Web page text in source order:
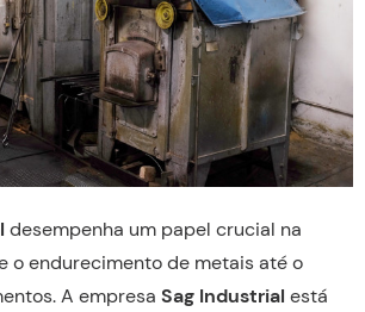
desempenha um papel crucial na
o endurecimento de metais até o
A empresa Sag Industrial está